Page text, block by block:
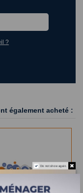
?
également acheté :
Do not show again.